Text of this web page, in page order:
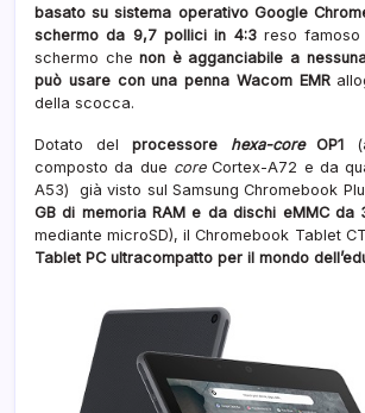
basato su sistema operativo Google
schermo da 9,7 pollici in 4:3reso famoso
schermo chenon è agganciabile a
può usare con una penna Wacom EMR
della scocca.
Dotato del processore hexa-coreOP1
composto da due coreCortex-A72 e da
A53) già visto sul Samsung Chromebook
GB di memoria RAM e da dischi eMMC da
mediante microSD), il Chromebook Tablet
Tablet PC ultracompatto per il mondo